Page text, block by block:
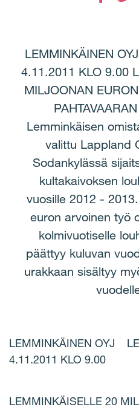
LEMMINKÄINEN
4.11.2011 KLO 9.00
MILJOONAN
Lemminkäisen
valittu Lappland
Sodankylässä
kultakaivoksen
vuosille 2012 -
euron arvoinen työ
kolmivuotiselle
päättyy kuluvan
urakkaan sisältyy
LEMMINKÄINEN OYJ
4.11.2011 KLO 9.00
LEMMINKÄISELLE 20